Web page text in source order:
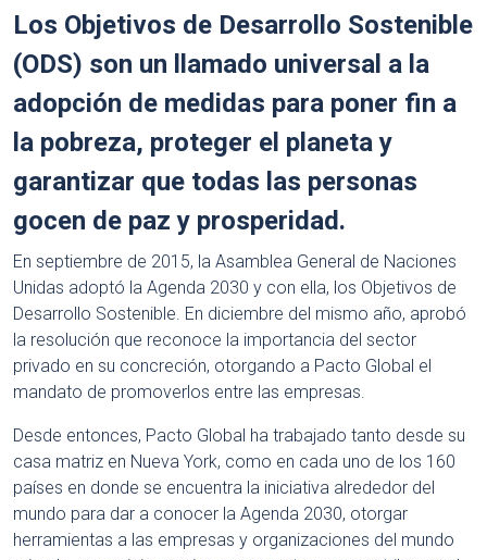
Los Objetivos de Desarrollo Sostenible
(ODS) son un llamado universal a la
adopción de medidas para poner fin a
la pobreza, proteger el planeta y
garantizar que todas las personas
gocen de paz y prosperidad.
En septiembre de 2015, la Asamblea General de Naciones
Unidas adoptó la Agenda 2030 y con ella, los Objetivos de
Desarrollo Sostenible. En diciembre del mismo año, aprobó
la resolución que reconoce la importancia del sector
privado en su concreción, otorgando a Pacto Global el
mandato de promoverlos entre las empresas.
Desde entonces, Pacto Global ha trabajado tanto desde su
casa matriz en Nueva York, como en cada uno de los 160
países en donde se encuentra la iniciativa alrededor del
mundo para dar a conocer la Agenda 2030, otorgar
herramientas a las empresas y organizaciones del mundo